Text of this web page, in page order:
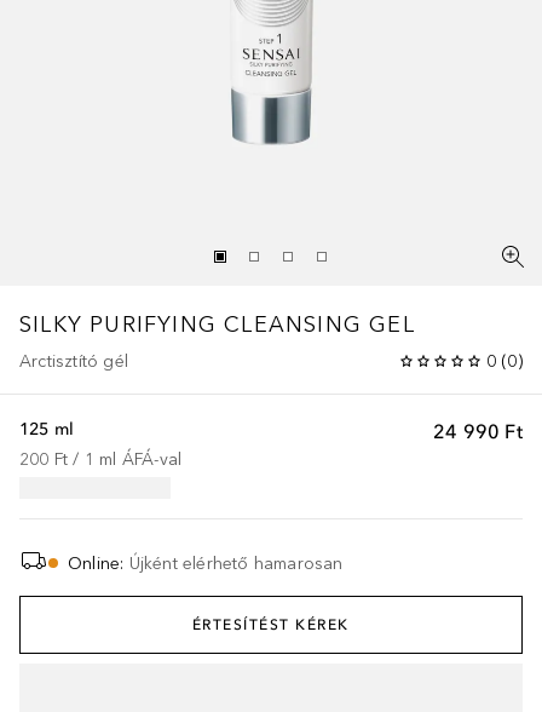
SILKY PURIFYING CLEANSING GEL
Arctisztító gél 0 (0)
24 990 Ft
125 ml
200 Ft / 1 ml ÁFÁ-val
Online: Újként elérhető hamarosan
ÉRTESÍTÉST KÉREK